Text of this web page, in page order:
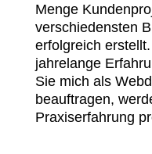
Menge
verschiedensten
erfolgreich
jahrelange
Sie mich als
beauftragen,
Praxiserfahrung